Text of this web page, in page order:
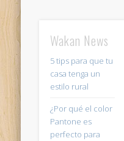
Wakan News
5 tips para que tu
casa tenga un
estilo rural
¿Por qué el color
Pantone es
perfecto para